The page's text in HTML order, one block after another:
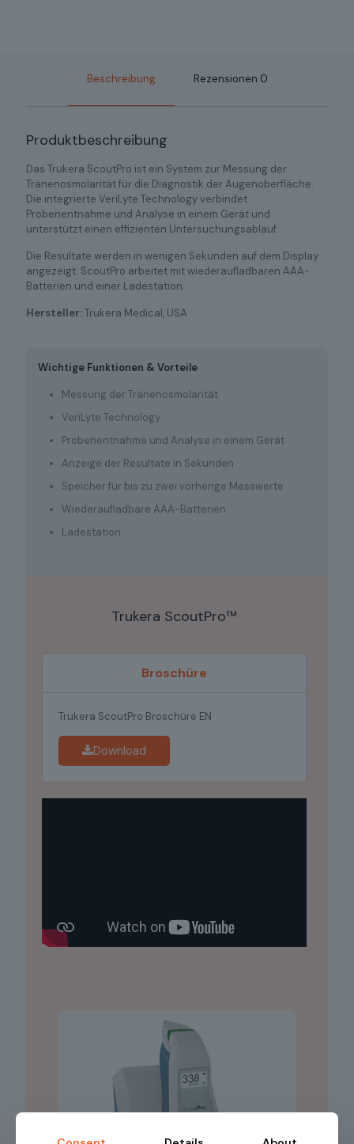
Beschreibung Rezensionen 0
Produktbeschreibung
Das Trukera ScoutPro ist ein System zur Messung der
Tränenosmolarität für die Diagnostik der Augenoberfläche.
Die integrierte VeriLyte Technology verbindet
Probenentnahme und Analyse in einem Gerät und
unterstützt einen effizienten Untersuchungsablauf.
Die Resultate werden in wenigen Sekunden auf dem Display
angezeigt. ScoutPro arbeitet mit wiederaufladbaren AAA-
Batterien und einer Ladestation.
Hersteller:Trukera Medical, USA
Wichtige Funktionen & Vorteile
Messung der Tränenosmolarität
VeriLyte Technology
Probenentnahme und Analyse in einem Gerät
Anzeige der Resultate in Sekunden
Speicher für bis zu zwei vorherige Messwerte
Wiederaufladbare AAA-Batterien
Ladestation
Trukera ScoutPro™
Broschüre
Trukera ScoutPro Broschüre EN
Download